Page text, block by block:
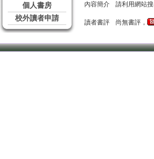
個人書房
校外讀者申請
內容簡介 請利用網站
讀者書評 尚無書評，